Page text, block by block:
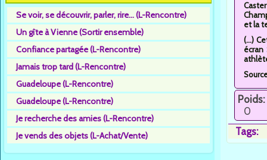
Se voir, se découvrir, parler, rire... (L-Rencontre)
Un gîte à Vienne (Sortir ensemble)
Confiance partagée (L-Rencontre)
Jamais trop tard (L-Rencontre)
Guadeloupe (L-Rencontre)
Guadeloupe (L-Rencontre)
Je recherche des amies (L-Rencontre)
Je vends des objets (L-Achat/Vente)
et la
(...)
écran
Poids:
0
Tags: